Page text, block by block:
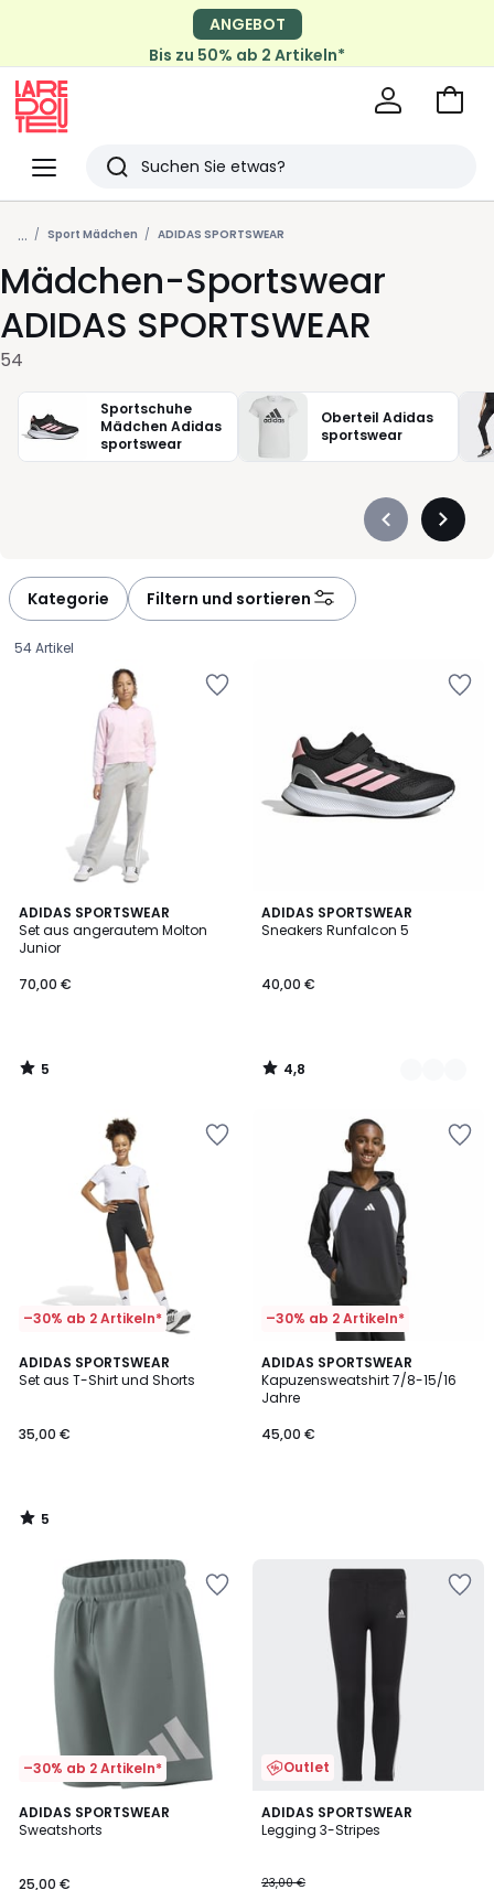
ANGEBOT
Bis zu 50% ab 2 Artikeln*
Menü
Redoute
Suchen
Zuletzt
angesehen
Artikel
Zum
... Sport Mädchen ADIDAS SPORTSWEAR
Mädchen-Sportswear
ADIDAS SPORTSWEAR
54
Sportschuhe
Mädchen Adidas
sportswear
Oberteil Adidas
sportswear
Précédent
Kategorie Filtern und sortieren
54 Artikel
ADIDAS SPORTSWEAR
Set aus angerautem Molton
Junior
€.
70,00 €
5
/
5
5
/
ADIDAS SPORTSWEAR
Sneakers Runfalcon 5
40,00 €
4,8
/ 5
4
Farben
4,8
/
–30% ab 2 Artikeln*
ADIDAS SPORTSWEAR
Set aus T-Shirt und Shorts
35,00 €
5
/
5
/
–30% ab 2 Artikeln*
ADIDAS SPORTSWEAR
Kapuzensweatshirt 7/8-15/16
Jahre
45,00 €
–30% ab 2 Artikeln*
ADIDAS SPORTSWEAR
Sweatshorts
25,00 €
4,7
/ 5
Outlet
ADIDAS SPORTSWEAR
Legging 3-Stripes
23,00 €
4,8
/ 5